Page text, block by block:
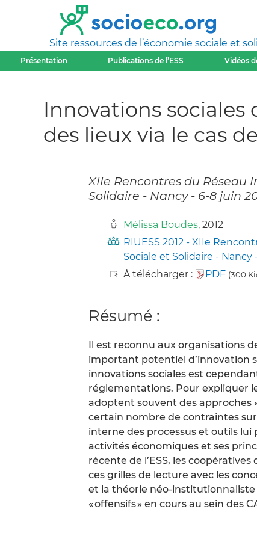
Site ressources de l’économie sociale et
Présentation Publications de l’ESS Vidéos
Innovations sociales
des lieux via le cas
XIIe Rencontres du Réseau
Solidaire - Nancy - 6-8 juin
Mélissa Boudes, 2012
RIUESS 2012 - XIIe
Sociale et Solidaire - Nancy
À télécharger :
PDF (300
Résumé :
Il est reconnu aux organisations
important potentiel d’innovation
innovations sociales est
réglementations. Pour expliquer
adoptent souvent des approches
certain nombre de contraintes
interne des processus et outils
activités économiques et ses
récente de l’ESS, les
ces grilles de lecture avec les
et la théorie néo-
« offensifs » en cours au sein des